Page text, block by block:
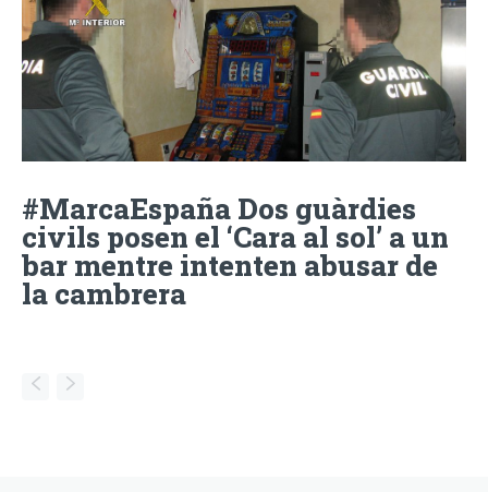
#MarcaEspaña Dos guàrdies
civils posen el ‘Cara al sol’ a un
bar mentre intenten abusar de
la cambrera